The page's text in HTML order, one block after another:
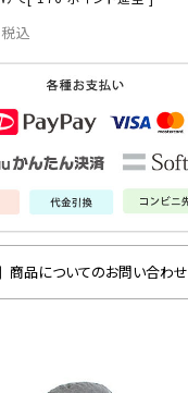
税込
商品についてのお問い合わせ